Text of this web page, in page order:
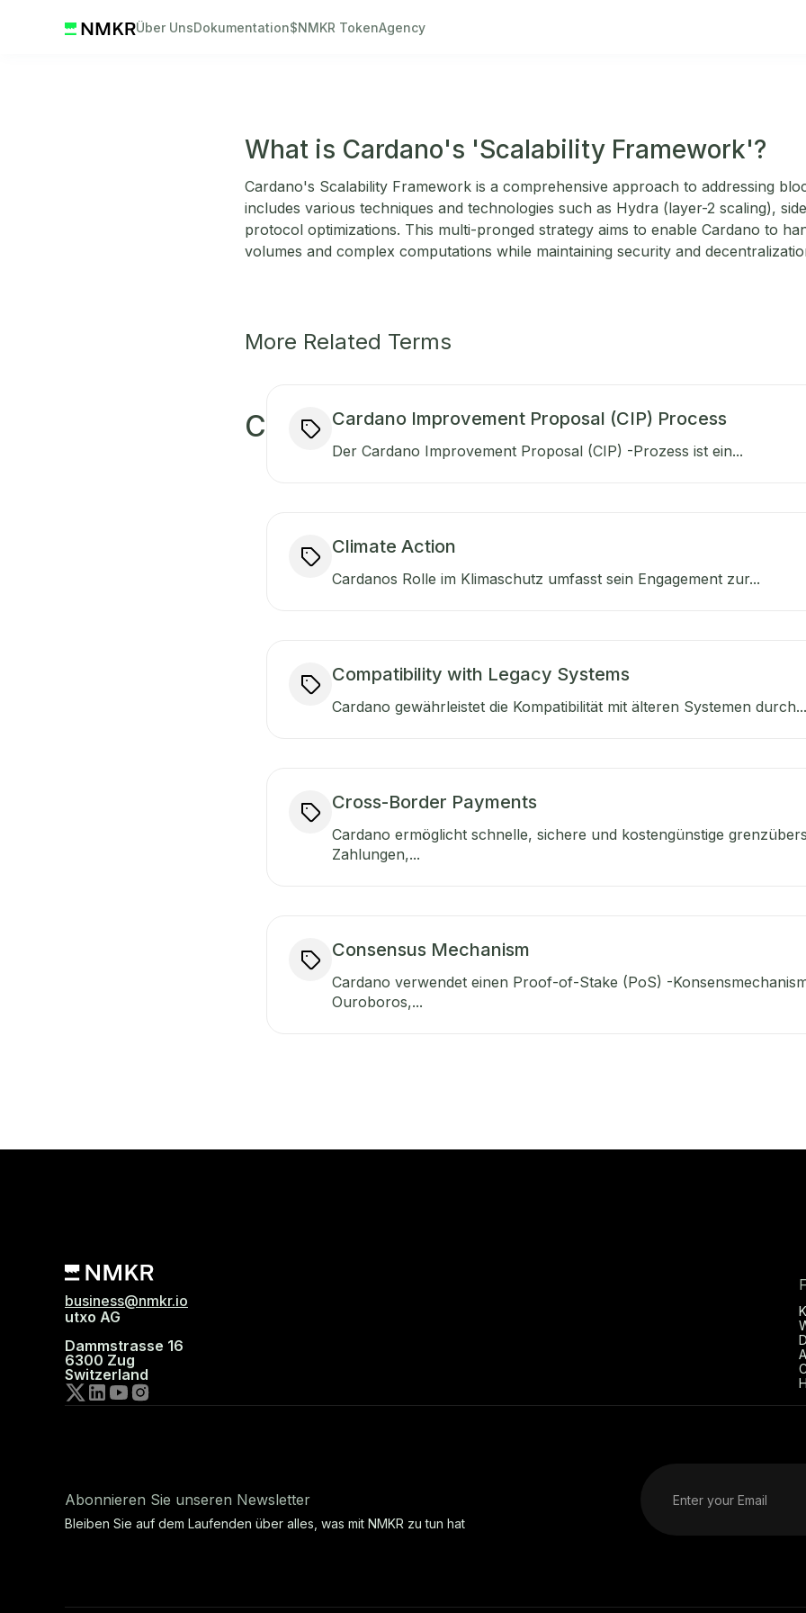
Über UnsDokumentation$NMKR TokenAgency
What is Cardano's 'Scalability Framework'?
Cardano's Scalability Framework is a comprehensive approach to addressing
includes various techniques and technologies such as Hydra (layer-2 scaling),
protocol optimizations. This multi-pronged strategy aims to enable Cardano to
volumes and complex computations while maintaining security and
More Related Terms
C Cardano Improvement Proposal (CIP) Process
Der Cardano Improvement Proposal (CIP) -Prozess ist ein...
Climate Action
Cardanos Rolle im Klimaschutz umfasst sein Engagement zur...
Compatibility with Legacy Systems
Cardano gewährleistet die Kompatibilität mit älteren Systemen durch...
Cross-Border Payments
Cardano ermöglicht schnelle, sichere und kostengünstige
Zahlungen,...
Consensus Mechanism
Cardano verwendet einen Proof-of-Stake (PoS) -
Ouroboros,...
business@nmkr.io
utxo AG
Dammstrasse 16
6300 Zug
Switzerland
Abonnieren Sie unseren Newsletter
Bleiben Sie auf dem Laufenden über alles, was mit NMKR zu tun hat